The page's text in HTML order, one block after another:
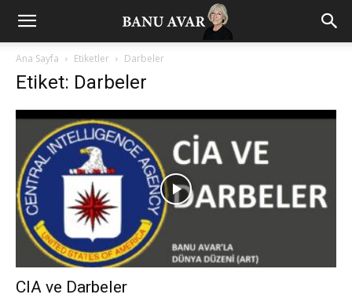
Ana Sayfa Etiketler Darbeler
Etiket: Darbeler
CIA ve Darbeler